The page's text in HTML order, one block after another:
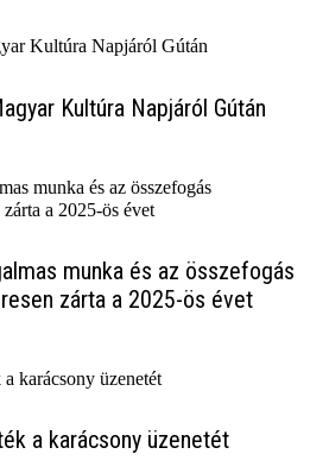
Kultúra Napjáról Gútán
munka és az összefogás
zárta a 2025-ös évet
a karácsony üzenetét